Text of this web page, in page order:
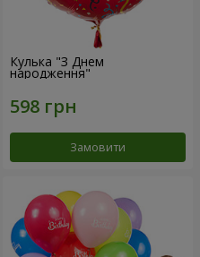
Кулька "З Днем
народження"
Замовити